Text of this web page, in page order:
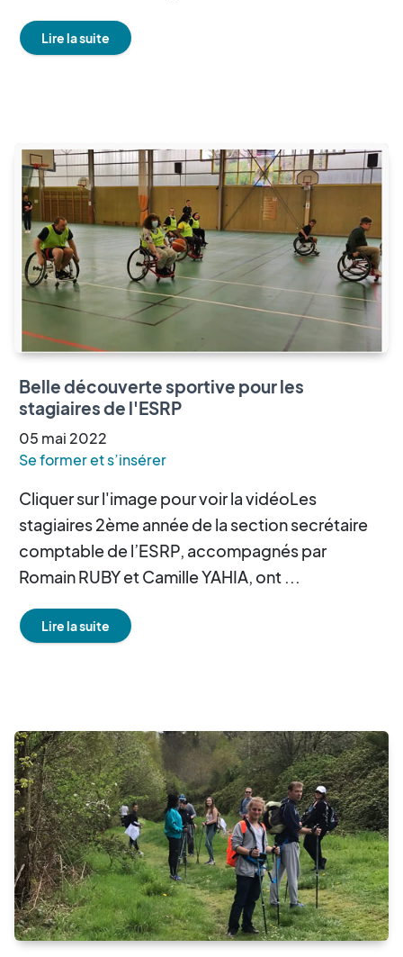
Lire la suite
Belle découverte sportive pour les
stagiaires de l'ESRP
05 mai 2022
Se former et s’insérer
Cliquer sur l'image pour voir la vidéoLes
stagiaires 2ème année de la section secrétaire
comptable de l’ESRP, accompagnés par
Romain RUBY et Camille YAHIA, ont ...
Lire la suite